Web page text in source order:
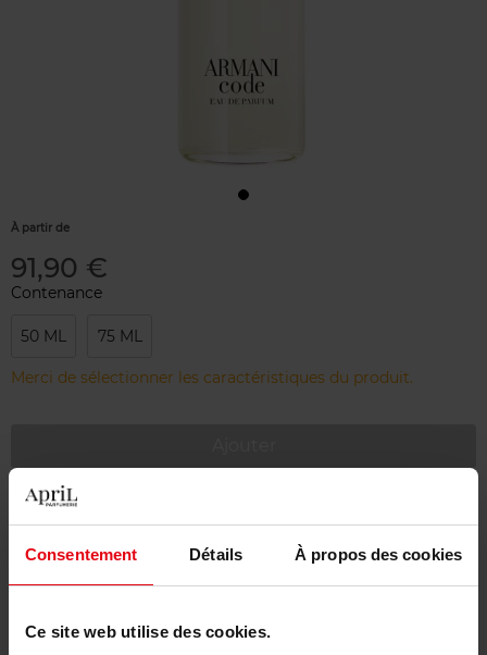
Consentement Détails À propos des cookies
Ce site web utilise des cookies.
À partir de
91,90 €
Contenance
50 ML 75 ML
Merci de sélectionner les caractéristiques du produit.
Livraison gratuite à partir de 55€
Retour gratuit dans votre magasin
Emballage cadeau offert